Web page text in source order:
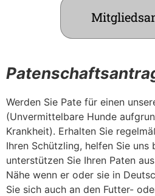
Werden Sie Pate für einen
(Unvermittelbare Hunde
Krankheit). Erhalten Sie
Ihren Schützling, helfen Sie uns
unterstützen Sie Ihren Paten
Nähe wenn er oder sie in
Sie sich auch an den Futter-